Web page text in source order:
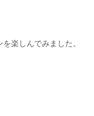
楽しんでみました。